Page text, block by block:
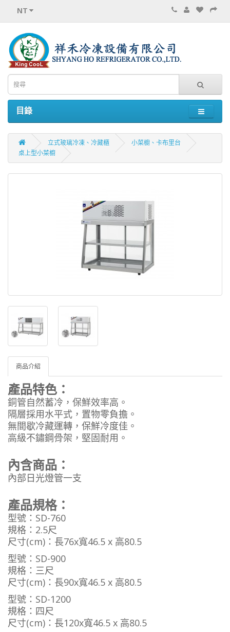
NT
目錄
立式玻璃冷凍、冷藏櫃
小菜櫥、卡布里台
桌上型小菜櫥
商品介紹
產品特色：
銅管自然蓄冷，保鮮效率高。
隔層採用水平式，置物零負擔。
無間歇冷藏運轉，保鮮冷度佳。
高級不鏽鋼骨架，堅固耐用。
內含商品：
內部日光燈管一支
產品規格：
型號： SD-760
規格 ： 2.5尺
尺寸(cm) ： 長76x寬46.5 x 高80.5
型號 ： SD-900
規格 ： 三尺
尺寸(cm) ： 長90x寬46.5 x 高80.5
型號 ： SD-1200
規格 ： 四尺
尺寸(cm) ： 長120x寬46.5 x 高80.5